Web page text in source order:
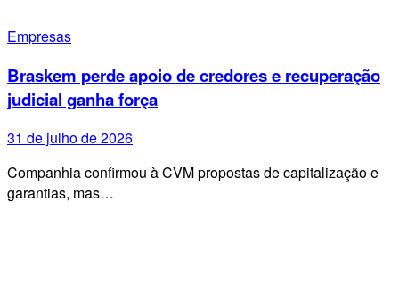
Empresas
Braskem perde apoio de credores e recuperação
judicial ganha força
31 de julho de 2026
Companhia confirmou à CVM propostas de capitalização e
garantias, mas…